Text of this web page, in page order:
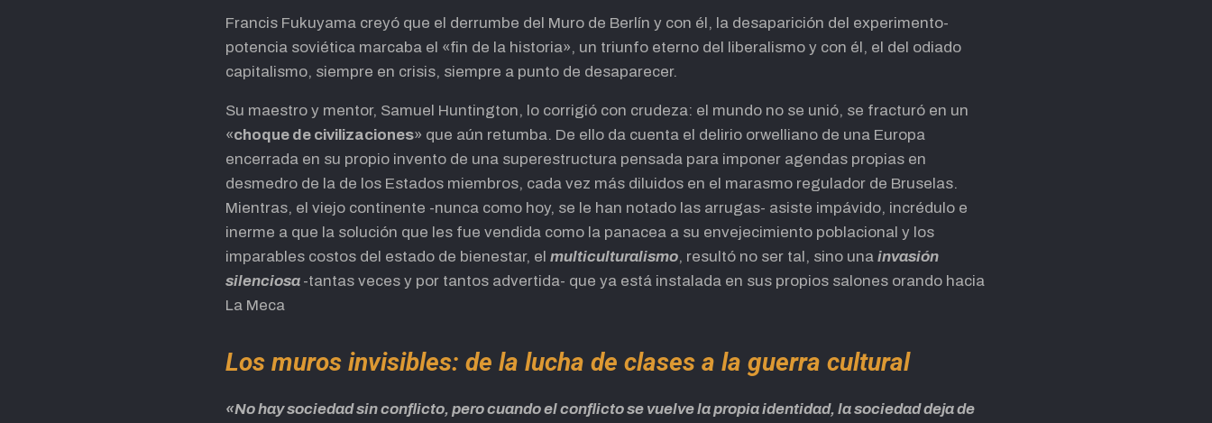
Francis Fukuyama creyó que el derrumbe del Muro de Berlín y con él, la desaparición del experimento-
potencia soviética marcaba el «fin de la historia», un triunfo eterno del liberalismo y con él, el del odiado
capitalismo, siempre en crisis, siempre a punto de desaparecer.
Su maestro y mentor, Samuel Huntington, lo corrigió con crudeza: el mundo no se unió, se fracturó en un
«choque de civilizaciones» que aún retumba. De ello da cuenta el delirio orwelliano de una Europa
encerrada en su propio invento de una superestructura pensada para imponer agendas propias en
desmedro de la de los Estados miembros, cada vez más diluidos en el marasmo regulador de Bruselas.
Mientras, el viejo continente -nunca como hoy, se le han notado las arrugas- asiste impávido, incrédulo e
inerme a que la solución que les fue vendida como la panacea a su envejecimiento poblacional y los
imparables costos del estado de bienestar, elmulticulturalismo, resultó no ser tal, sino unainvasión
silenciosa -tantas veces y por tantos advertida- que ya está instalada en sus propios salones orando hacia
La Meca
Los muros invisibles: de la lucha de clases a la guerra cultural
«No hay sociedad sin conflicto, pero cuando el conflicto se vuelve la propia identidad, la sociedad deja de